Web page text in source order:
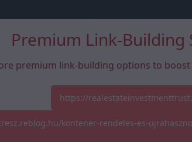
Premium Link-Building
premium link-building options to
https://
kontener-rendeles-es-